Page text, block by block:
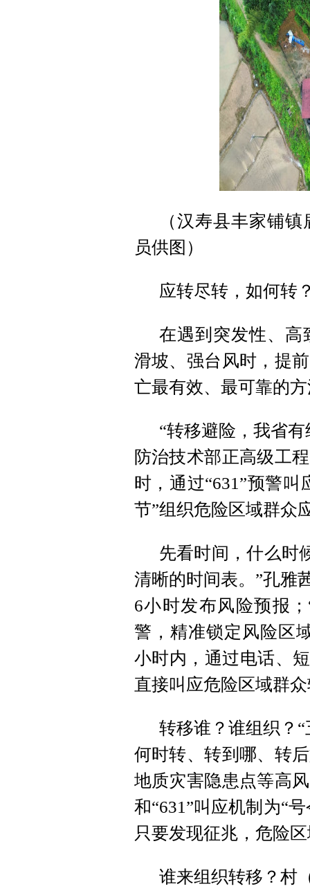
（汉寿县丰家铺
员供图）
应转尽转，如何转
在遇到突发性、高
滑坡、强台风时，提
亡最有效、最可靠的
“转移避险，我省
防治技术部正高级工
时，通过“631”预警
节”组织危险区域群众
先看时间，什么时
清晰的时间表。”孔雅
6小时发布风险预报
警，精准锁定风险区
小时内，通过电话、
直接叫应危险区域群
转移谁？谁组织？
何时转、转到哪、转
地质灾害隐患点等高
和“631”叫应机制为“
只要发现征兆，危险
谁来组织转移？村